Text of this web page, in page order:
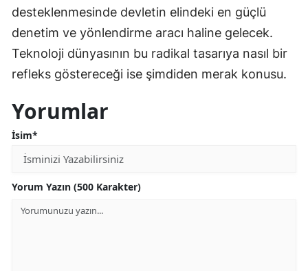
desteklenmesinde devletin elindeki en güçlü
denetim ve yönlendirme aracı haline gelecek.
Teknoloji dünyasının bu radikal tasarıya nasıl bir
refleks göstereceği ise şimdiden merak konusu.
Yorumlar
İsim*
Yorum Yazın (500 Karakter)